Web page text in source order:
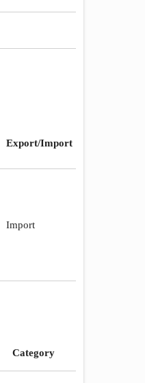
Export/Import
Import
Category